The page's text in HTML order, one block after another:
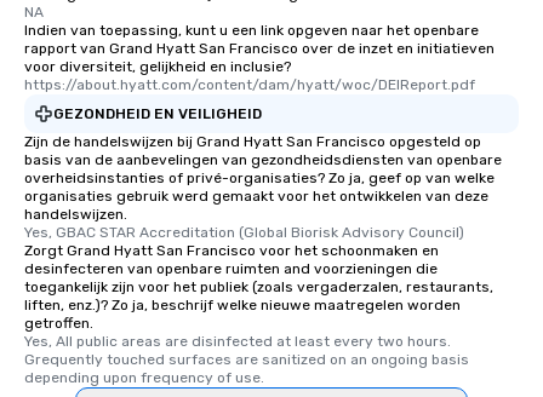
Different Types of
experiences offer the
several renowned
convenient outing,
at a typical corporate
a way to try some of
cuisines and dishes.
selected dishes are
high standards to
delight any palate. Tours Available
from Day to Night
group experience,
key. Whether you
NA
Indien van toepassing, kunt u een link opgeven naar het openbare
rapport van Grand Hyatt San Francisco over de inzet en initiatieven
voor diversiteit, gelijkheid en inclusie?
https://about.hyatt.com/content/dam/hyatt/woc/DEIReport.pdf
GEZONDHEID EN VEILIGHEID
Zijn de handelswijzen bij Grand Hyatt San Francisco opgesteld op
basis van de aanbevelingen van gezondheidsdiensten van openbare
overheidsinstanties of privé-organisaties? Zo ja, geef op van welke
organisaties gebruik werd gemaakt voor het ontwikkelen van deze
handelswijzen.
Yes, GBAC STAR Accreditation (Global Biorisk Advisory Council)
Zorgt Grand Hyatt San Francisco voor het schoonmaken en
desinfecteren van openbare ruimten and voorzieningen die
toegankelijk zijn voor het publiek (zoals vergaderzalen, restaurants,
liften, enz.)? Zo ja, beschrijf welke nieuwe maatregelen worden
getroffen.
Yes, All public areas are disinfected at least every two hours.
Grequently touched surfaces are sanitized on an ongoing basis
depending upon frequency of use.